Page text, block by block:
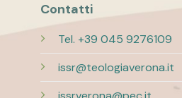
Contatti
Tel. +39 045 9276109
issr@teologiaverona.it